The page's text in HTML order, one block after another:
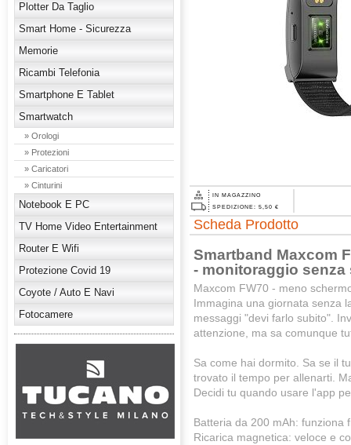
Plotter Da Taglio
Smart Home - Sicurezza
Memorie
Ricambi Telefonia
Smartphone E Tablet
Smartwatch
» Orologi
» Protezioni
» Caricatori
» Cinturini
Notebook E PC
TV Home Video Entertainment
Router E Wifi
Protezione Covid 19
Coyote / Auto E Navi
Fotocamere
IN MAGAZZINO
SPEDIZIONE: 5,50 €
Scheda Prodotto
Smartband Maxcom
- monitoraggio senza
Maxcom FW70 - meno
Immagina una giornata senza
messaggi "devi farlo subito".
attenzione, ma sa comunque
Sa come hai dormito. Sa se il
trovato il tempo per allenarti.
Decidi tu quando usare l'app
Batteria da 200 mAh: funziona
Ricarica magnetica: veloce e